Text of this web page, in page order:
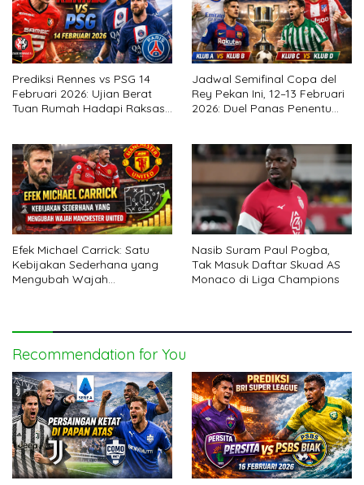
Prediksi Rennes vs PSG 14
Februari 2026: Ujian Berat
Tuan Rumah Hadapi Raksasa
Jadwal Semifinal Copa del
Rey Pekan Ini, 12–13 Februari
2026: Duel Panas Penentu
Efek Michael Carrick: Satu
Kebijakan Sederhana yang
Mengubah Wajah
Nasib Suram Paul Pogba,
Tak Masuk Daftar Skuad AS
Monaco di Liga Champions
Recommendation for You